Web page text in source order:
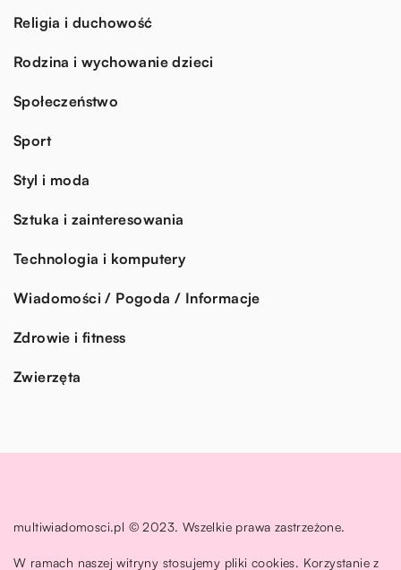
Religia i duchowość
Rodzina i wychowanie dzieci
Społeczeństwo
Sport
Styl i moda
Sztuka i zainteresowania
Technologia i komputery
Wiadomości / Pogoda / Informacje
Zdrowie i fitness
Zwierzęta
multiwiadomosci.pl © 2023. Wszelkie prawa zastrzeżone.
W ramach naszej witryny stosujemy pliki cookies. Korzystanie z